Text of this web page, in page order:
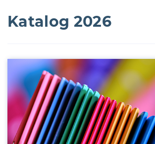
navigace
Katalog 2026